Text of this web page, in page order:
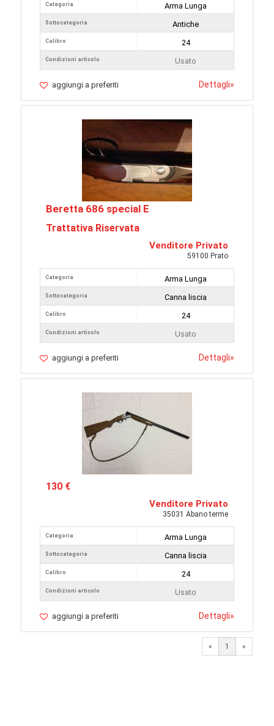
Categoria
Sottocategoria
Calibro
Condizioni articolo
Arma Lunga
Antiche
24
Usato
aggiungi a preferiti Dettagli»
Beretta 686 special E
Trattativa Riservata
Venditore Privato
59100 Prato
Categoria
Sottocategoria
Calibro
Condizioni articolo
Arma Lunga
Canna liscia
24
Usato
aggiungi a preferiti Dettagli»
130 €
Venditore Privato
35031 Abano terme
Categoria
Sottocategoria
Calibro
Condizioni articolo
Arma Lunga
Canna liscia
24
Usato
aggiungi a preferiti Dettagli»
« 1 «